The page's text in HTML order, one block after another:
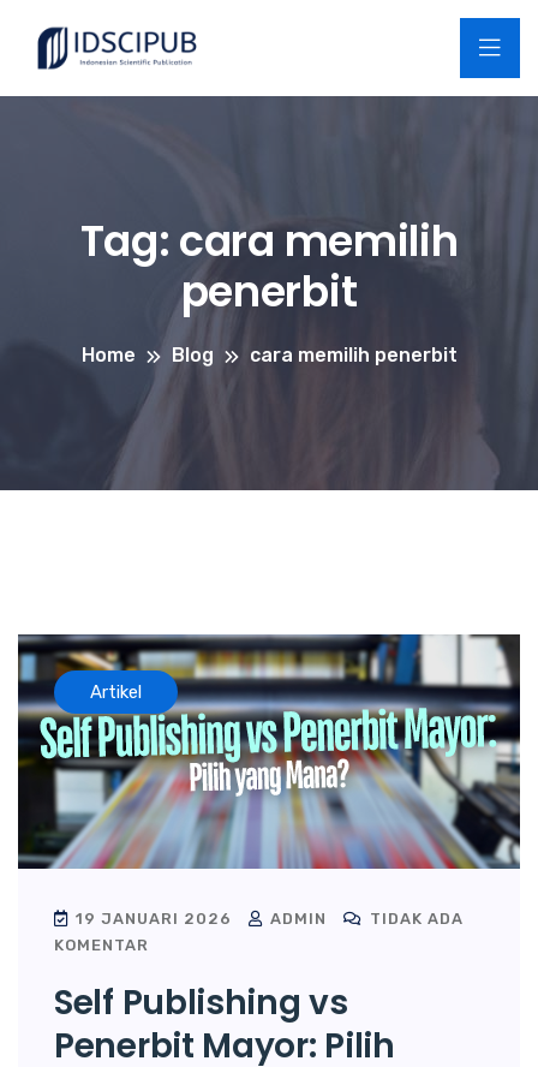
Tag: cara memilih
penerbit
Home Blog cara memilih penerbit
Artikel
19 JANUARI 2026 ADMIN
TIDAK ADA
KOMENTAR
Self Publishing vs
Penerbit Mayor: Pilih